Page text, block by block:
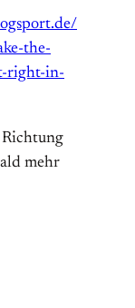
the-
right-in-
Richtung
mehr